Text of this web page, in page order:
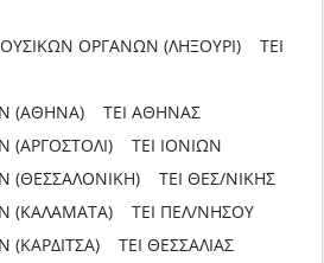
ΟΡΓΑΝΩΝ (ΛΗΞΟΥΡΙ) ΤΕΙ
(ΑΘΗΝΑ) ΤΕΙ ΑΘΗΝΑΣ
(ΑΡΓΟΣΤΟΛΙ) ΤΕΙ ΙΟΝΙΩΝ
(ΘΕΣΣΑΛΟΝΙΚΗ) ΤΕΙ ΘΕΣ/ΝΙΚΗΣ
(ΚΑΛΑΜΑΤΑ) ΤΕΙ ΠΕΛ/ΝΗΣΟΥ
ΤΕΙ ΘΕΣΣΑΛΙΑΣ